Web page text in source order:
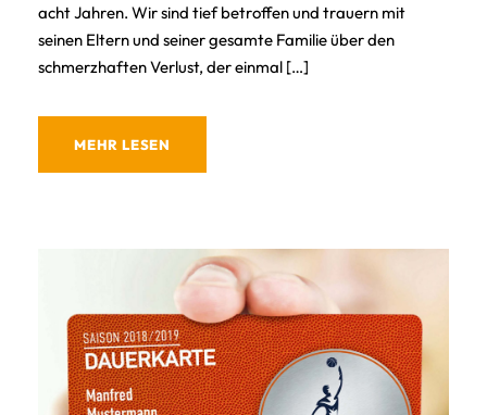
acht Jahren. Wir sind tief betroffen und trauern mit
seinen Eltern und seiner gesamte Familie über den
schmerzhaften Verlust, der einmal […]
MEHR LESEN